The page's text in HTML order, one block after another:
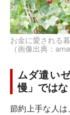
お金に愛される
（画像出典：
ムダ遣い
慢」では
節約上手な人